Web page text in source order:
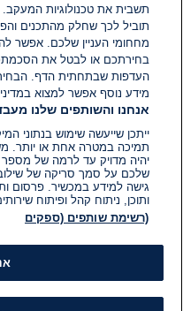
הוסף תגובה
תשבית את טכנולוגיות
תוביל לכך שחלק מהתכנים
מחחומי העניין שלכם. אפשר
בחירתכם או לבטל את
העדפות שבתחתית הדף.
מידע נוסף אפשר למצוא
אנחנו והשותפים שלנו
ייתכן שייעשה שימוש בנתוני
תמיכה במטרה אחת או יותר.
יהיה מדויק עד לרמה של
שלכם על סמך סריקה של שילוב
גישה למידע במכשיר. פרסום
ותוכן, ניתוח קהל ופיתוח
(רשימת שותפים (ספקים